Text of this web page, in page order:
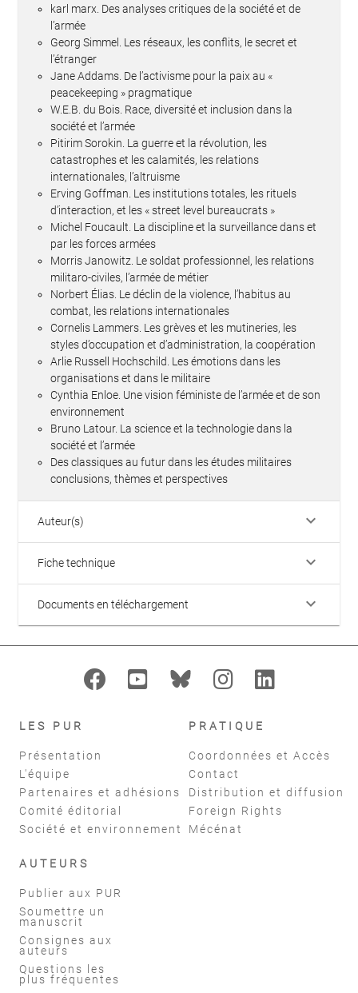
karl marx. Des analyses critiques de la société et de
l’armée
Georg Simmel. Les réseaux, les conflits, le secret et
l’étranger
Jane Addams. De l’activisme pour la paix au «
peacekeeping » pragmatique
W.E.B. du Bois. Race, diversité et inclusion dans la
société et l’armée
Pitirim Sorokin. La guerre et la révolution, les
catastrophes et les calamités, les relations
internationales, l’altruisme
Erving Goffman. Les institutions totales, les rituels
d’interaction, et les « street level bureaucrats »
Michel Foucault. La discipline et la surveillance dans et
par les forces armées
Morris Janowitz. Le soldat professionnel, les relations
militaro-civiles, l’armée de métier
Norbert Élias. Le déclin de la violence, l’habitus au
combat, les relations internationales
Cornelis Lammers. Les grèves et les mutineries, les
styles d’occupation et d’administration, la coopération
Arlie Russell Hochschild. Les émotions dans les
organisations et dans le militaire
Cynthia Enloe. Une vision féministe de l’armée et de son
environnement
Bruno Latour. La science et la technologie dans la
société et l’armée
Des classiques au futur dans les études militaires
conclusions, thèmes et perspectives
Auteur(s) keyboard_arrow_down
Fiche technique keyboard_arrow_down
Documents en téléchargement keyboard_arrow_down
LES PUR
Présentation
L'équipe
Partenaires et adhésions
Comité éditorial
Société et environnement
PRATIQUE
Coordonnées et Accès
Contact
Distribution et diffusion
Foreign Rights
Mécénat
AUTEURS
Publier aux PUR
Soumettre un
manuscrit
Consignes aux
auteurs
Questions les
plus fréquentes